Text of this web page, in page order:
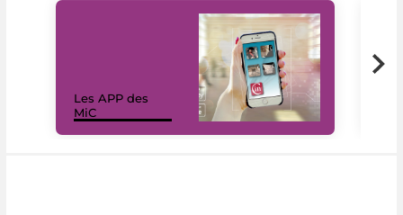
Les APP des
MiC